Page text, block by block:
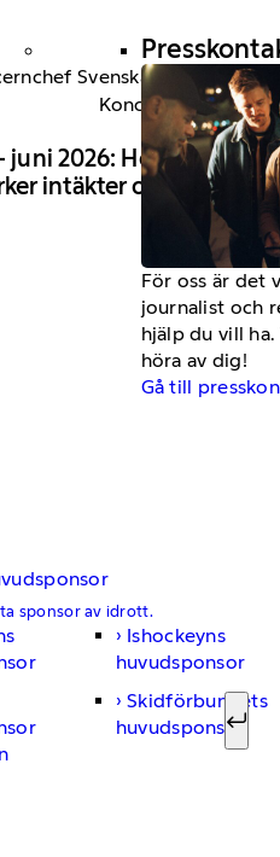
För oss är det
journalist och
hjälp du vill
höra av dig!
Gå till
sponsor av idrott.
Ishockeyns
huvudsponsor
Skidförbundets
huvudsponsor
Sök
Koncernnyheter
juni 2026: Högt
intäkter och